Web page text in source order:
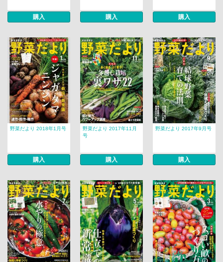
購入 購入 購入
野菜だより 2018年1月号
購入
野菜だより 2017年11月
号
購入
野菜だより 2017年9月号
購入